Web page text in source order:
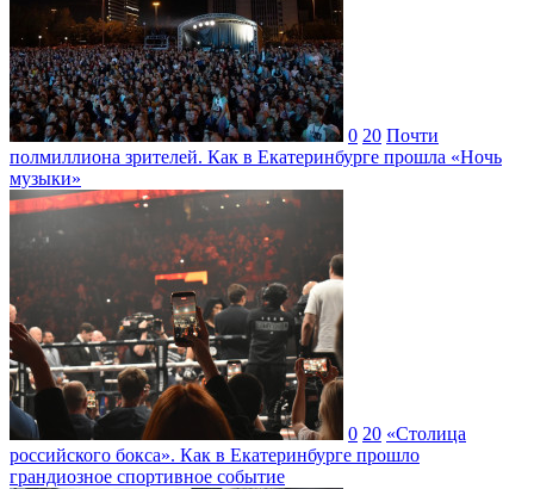
0 20 Почти
полмиллиона зрителей. Как в Екатеринбурге прошла «Ночь
музыки»
0 20 «Столица
российского бокса». Как в Екатеринбурге прошло
грандиозное спортивное событие